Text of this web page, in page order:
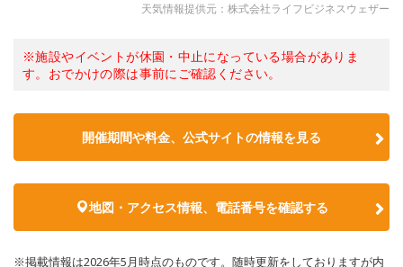
天気情報提供元：株式会社ライフビジネスウェザー
※施設やイベントが休園・中止になっている場合がありま
す。おでかけの際は事前にご確認ください。
開催期間や料金、公式サイトの情報を見る
地図・アクセス情報、電話番号を確認する
※掲載情報は2026年5月時点のものです。随時更新をしておりますが内